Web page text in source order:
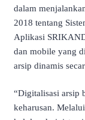
dalam
2018 tentang
Aplikasi
dan mobile yang
arsip dinamis
“Digitalisasi arsip
keharusan.